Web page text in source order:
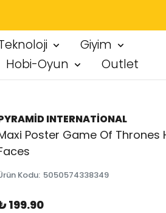
Giyim
Hobi-Oyun Outlet
INTERNATİONAL
Poster Game Of Thrones
Kodu: 5050574338349
199.90